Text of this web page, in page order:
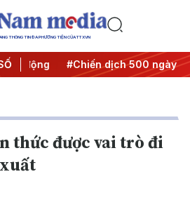
THÔNG TIN ĐA PHƯƠNG TIỆN CỦA TTXVN
động #Chiến dịch 500 ngày đêm
thức được vai trò đi